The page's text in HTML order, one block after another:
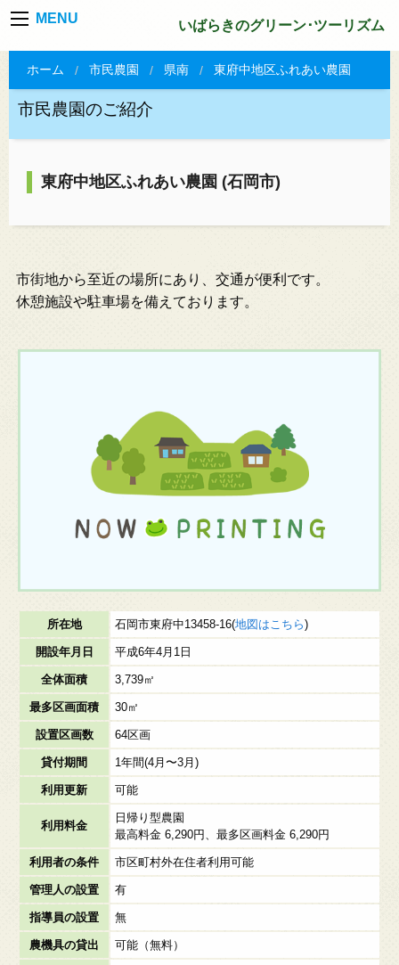
MENU いばらきのグリーン･ツーリズム
ホーム 市民農園 県南 東府中地区ふれあい農園
市民農園のご紹介
東府中地区ふれあい農園 (石岡市)
市街地から至近の場所にあり、交通が便利です。
休憩施設や駐車場を備えております。
所在地 石岡市東府中13458-16(地図はこちら)
開設年月日 平成6年4月1日
全体面積 3,739㎡
最多区画面積 30㎡
設置区画数 64区画
貸付期間 1年間(4月〜3月)
利用更新 可能
利用料金
日帰り型農園
最高料金 6,290円、最多区画料金 6,290円
利用者の条件 市区町村外在住者利用可能
管理人の設置 有
指導員の設置 無
農機具の貸出 可能（無料）